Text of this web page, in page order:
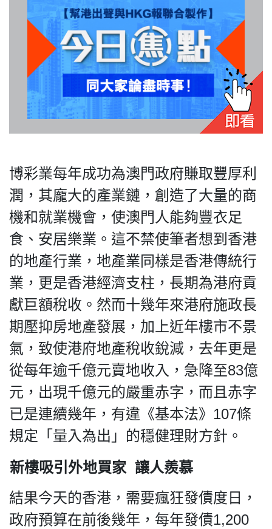
博彩業每年成功為澳門政府賺取豐厚利
潤，其龐大的產業鏈，創造了大量的商
機和就業機會，使澳門人能夠豐衣足
食、安居樂業。這不禁使筆者想到香港
的地產行業，地產業同樣是香港傳統行
業，更是香港經濟支柱，長期為港府貢
獻巨額稅收。然而十幾年來港府施政長
期壓抑房地產發展，加上近年樓市不景
氣，致使港府地產稅收銳減，去年更是
從每年逾千億元賣地收入，急降至83億
元，出現千億元的嚴重赤字，而且赤字
已是連續幾年，有違《基本法》107條
規定「量入為出」的穩健理財方針。
新樓吸引外地買家 讓人羨慕
結果今天的香港，需要瘋狂發債度日，
政府預算在前後幾年，每年發債1,200